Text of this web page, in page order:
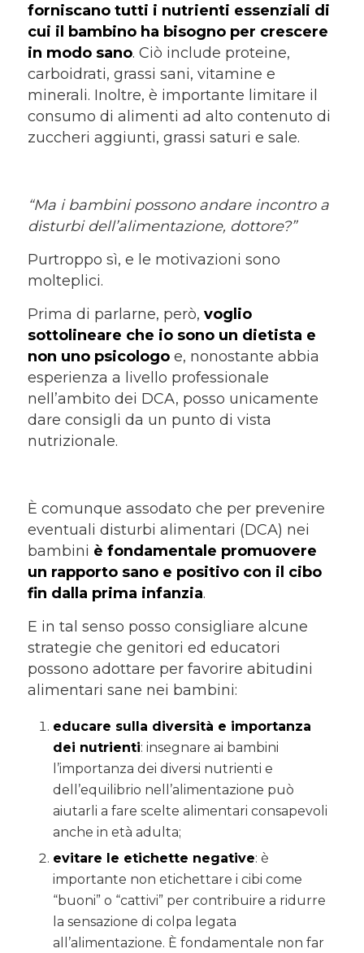
forniscano tutti i nutrienti essenziali di
cui il bambino ha bisogno per crescere
in modo sano. Ciò include proteine,
carboidrati, grassi sani, vitamine e
minerali. Inoltre, è importante limitare il
consumo di alimenti ad alto contenuto di
zuccheri aggiunti, grassi saturi e sale.
“Ma i bambini possono andare incontro a
disturbi dell’alimentazione, dottore?”
Purtroppo sì, e le motivazioni sono
molteplici.
Prima di parlarne, però, voglio
sottolineare che io sono un dietista e
non uno psicologoe, nonostante abbia
esperienza a livello professionale
nell’ambito dei DCA, posso unicamente
dare consigli da un punto di vista
nutrizionale.
È comunque assodato che per prevenire
eventuali disturbi alimentari (DCA) nei
bambini è fondamentale promuovere
un rapporto sano e positivo con il cibo
fin dalla prima infanzia.
E in tal senso posso consigliare alcune
strategie che genitori ed educatori
possono adottare per favorire abitudini
alimentari sane nei bambini:
educare sulla diversità e importanza
dei nutrienti: insegnare ai bambini
l’importanza dei diversi nutrienti e
dell’equilibrio nell’alimentazione può
aiutarli a fare scelte alimentari consapevoli
anche in età adulta;
evitare le etichette negative: è
importante non etichettare i cibi come
“buoni” o “cattivi” per contribuire a ridurre
la sensazione di colpa legata
all’alimentazione. È fondamentale non far